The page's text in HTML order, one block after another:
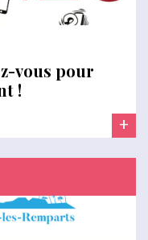
vous pour
!
+